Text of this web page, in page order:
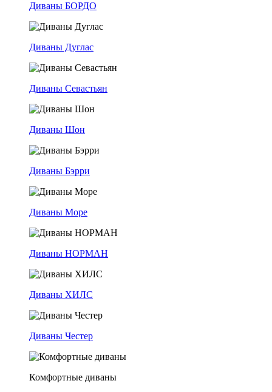
Диваны БОРДО
Диваны Дуглас
Диваны Севастьян
Диваны Шон
Диваны Бэрри
Диваны Море
Диваны НОРМАН
Диваны ХИЛС
Диваны Честер
Комфортные диваны